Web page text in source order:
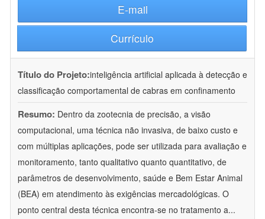
E-mail
Currículo
Título do Projeto:inteligência artificial aplicada à detecção e
classificação comportamental de cabras em confinamento
Resumo: Dentro da zootecnia de precisão, a visão
computacional, uma técnica não invasiva, de baixo custo e
com múltiplas aplicações, pode ser utilizada para avaliação e
monitoramento, tanto qualitativo quanto quantitativo, de
parâmetros de desenvolvimento, saúde e Bem Estar Animal
(BEA) em atendimento às exigências mercadológicas. O
ponto central desta técnica encontra-se no tratamento a...